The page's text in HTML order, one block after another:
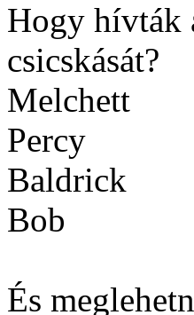
Hogy hívták
csicskását?
Melchett
Percy
Baldrick
Bob
És